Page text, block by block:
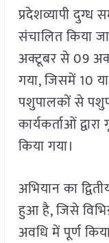
प्रदेशव्यापी दुग्ध
संचालित किया
अक्टूबर से 09
गया, जिसमें 10
पशुपालकों से
कार्यकर्ताओं
किया गया।
अभियान का
हुआ है, जिसे
अवधि में पूर्ण